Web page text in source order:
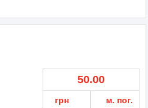
50.00
грн м. пог.